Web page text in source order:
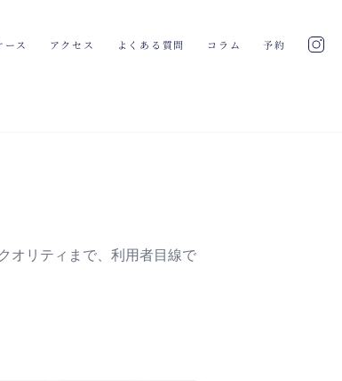
ース アクセス よくある質問 コラム 予約
オリティまで、利用者目線で